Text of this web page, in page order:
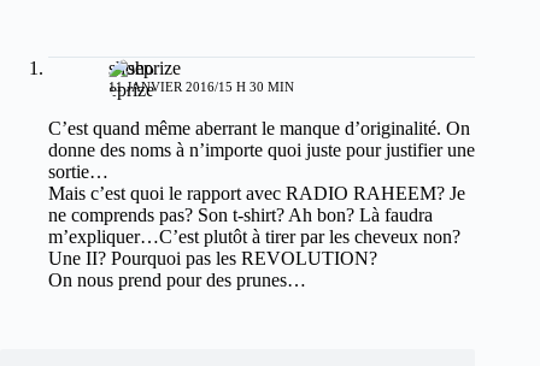
shoeprize
11 JANVIER 2016/15 H 30 MIN
C’est quand même aberrant le manque d’originalité. On
donne des noms à n’importe quoi juste pour justifier une
sortie…
Mais c’est quoi le rapport avec RADIO RAHEEM? Je
ne comprends pas? Son t-shirt? Ah bon? Là faudra
m’expliquer…C’est plutôt à tirer par les cheveux non?
Une II? Pourquoi pas les REVOLUTION?
On nous prend pour des prunes…